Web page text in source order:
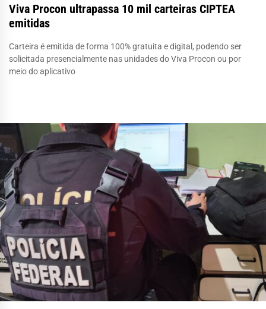
Viva Procon ultrapassa 10 mil carteiras CIPTEA
emitidas
Carteira é emitida de forma 100% gratuita e digital, podendo ser
solicitada presencialmente nas unidades do Viva Procon ou por
meio do aplicativo